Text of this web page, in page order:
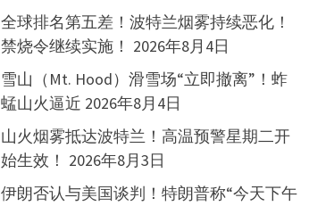
全球排名第五差！波特兰烟雾持续恶化！
禁烧令继续实施！ 2026年8月4日
雪山（Mt. Hood）滑雪场“立即撤离”！蚱
蜢山火逼近 2026年8月4日
山火烟雾抵达波特兰！高温预警星期二开
始生效！ 2026年8月3日
伊朗否认与美国谈判！特朗普称“今天下午